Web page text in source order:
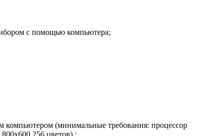
с помощью компьютера;
компьютером (минимальные требования: процессор
800x600 256 цветов).;